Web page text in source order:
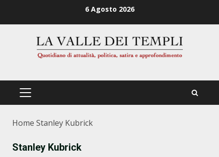
6 Agosto 2026
PRIMÄRES
Home Stanley Kubrick
Stanley Kubrick